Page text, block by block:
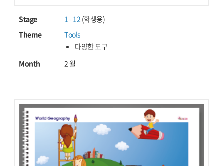
Stage 1 - 12 (학생용)
Theme
Tools
다양한 도구
Month
2 월